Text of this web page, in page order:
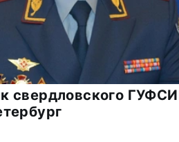
свердловского